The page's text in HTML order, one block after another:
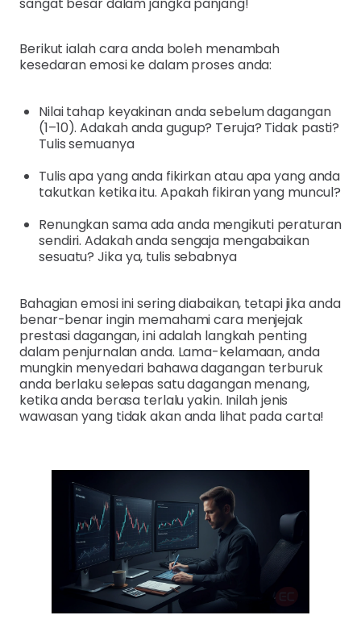
Berikut ialah cara anda boleh menambah
kesedaran emosi ke dalam proses anda:
Nilai tahap keyakinan anda sebelum dagangan
(1–10). Adakah anda gugup? Teruja? Tidak pasti?
Tulis semuanya
Tulis apa yang anda fikirkan atau apa yang anda
takutkan ketika itu. Apakah fikiran yang muncul?
Renungkan sama ada anda mengikuti peraturan
sendiri. Adakah anda sengaja mengabaikan
sesuatu? Jika ya, tulis sebabnya
Bahagian emosi ini sering diabaikan, tetapi jika anda
benar-benar ingin memahami cara menjejak
prestasi dagangan, ini adalah langkah penting
dalam penjurnalan anda. Lama-kelamaan, anda
mungkin menyedari bahawa dagangan terburuk
anda berlaku selepas satu dagangan menang,
ketika anda berasa terlalu yakin. Inilah jenis
wawasan yang tidak akan anda lihat pada carta!